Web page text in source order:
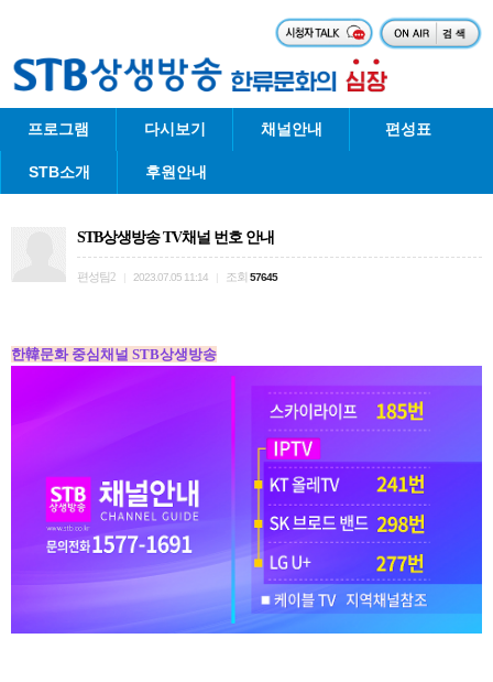
프로그램 다시보기 채널안내 편성표
STB소개 후원안내
STB상생방송 TV채널 번호 안내
편성팀2 2023.07.05 11:14 조회 57645
한韓문화 중심채널 STB상생방송